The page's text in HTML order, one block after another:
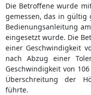
Die Betroffene wurde
gemessen, das in gültig
Bedienungsanleitung
eingesetzt wurde. Die
einer Geschwindigkeit
nach Abzug einer
Geschwindigkeit von
Überschreitung der
führte.